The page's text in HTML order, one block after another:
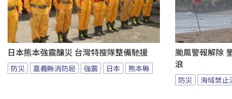
日本熊本強震釀災 台灣特搜隊整備馳援
防災 嘉義縣消防局 強震 日本 熊本縣
颱風警報解除
浪
防災 海域禁止